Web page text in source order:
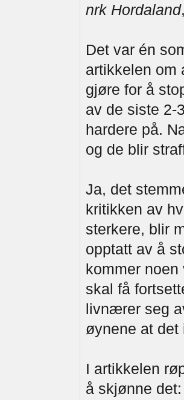
nrk Hordaland
Det var én
artikkelen om
gjøre for å
av de siste 2-
hardere på.
og de blir
Ja, det
kritikken av
sterkere, blir
opptatt av å
kommer
skal få
livnærer seg
øynene at
I artikkelen
å skjønne